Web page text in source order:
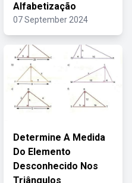
Alfabetização
07 September 2024
Determine A Medida
Do Elemento
Desconhecido Nos
Triângulos